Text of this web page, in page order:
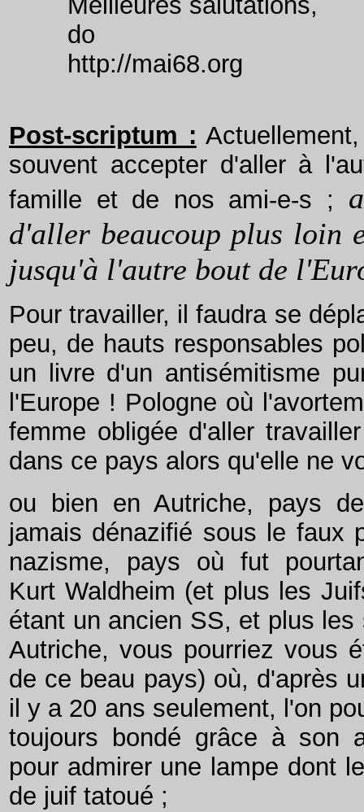
do
http://mai68.org
Post-scriptum :
souvent accepter d'aller à
famille et de nos ami-e-s ;
d'aller beaucoup plus loin
jusqu'à l'autre bout de
Pour travailler, il faudra se
peu, de hauts responsables
un livre d'un antisémitisme
l'Europe ! Pologne où
femme obligée d'aller
dans ce pays alors qu'elle ne
ou bien en Autriche, pays
jamais dénazifié sous le faux
nazisme, pays où fut
Kurt Waldheim (et plus les
étant un ancien SS, et plus
Autriche, vous pourriez vous
de ce beau pays) où, d'après
il y a 20 ans seulement, l'on
toujours bondé grâce à son
pour admirer une lampe dont
de juif tatoué ;